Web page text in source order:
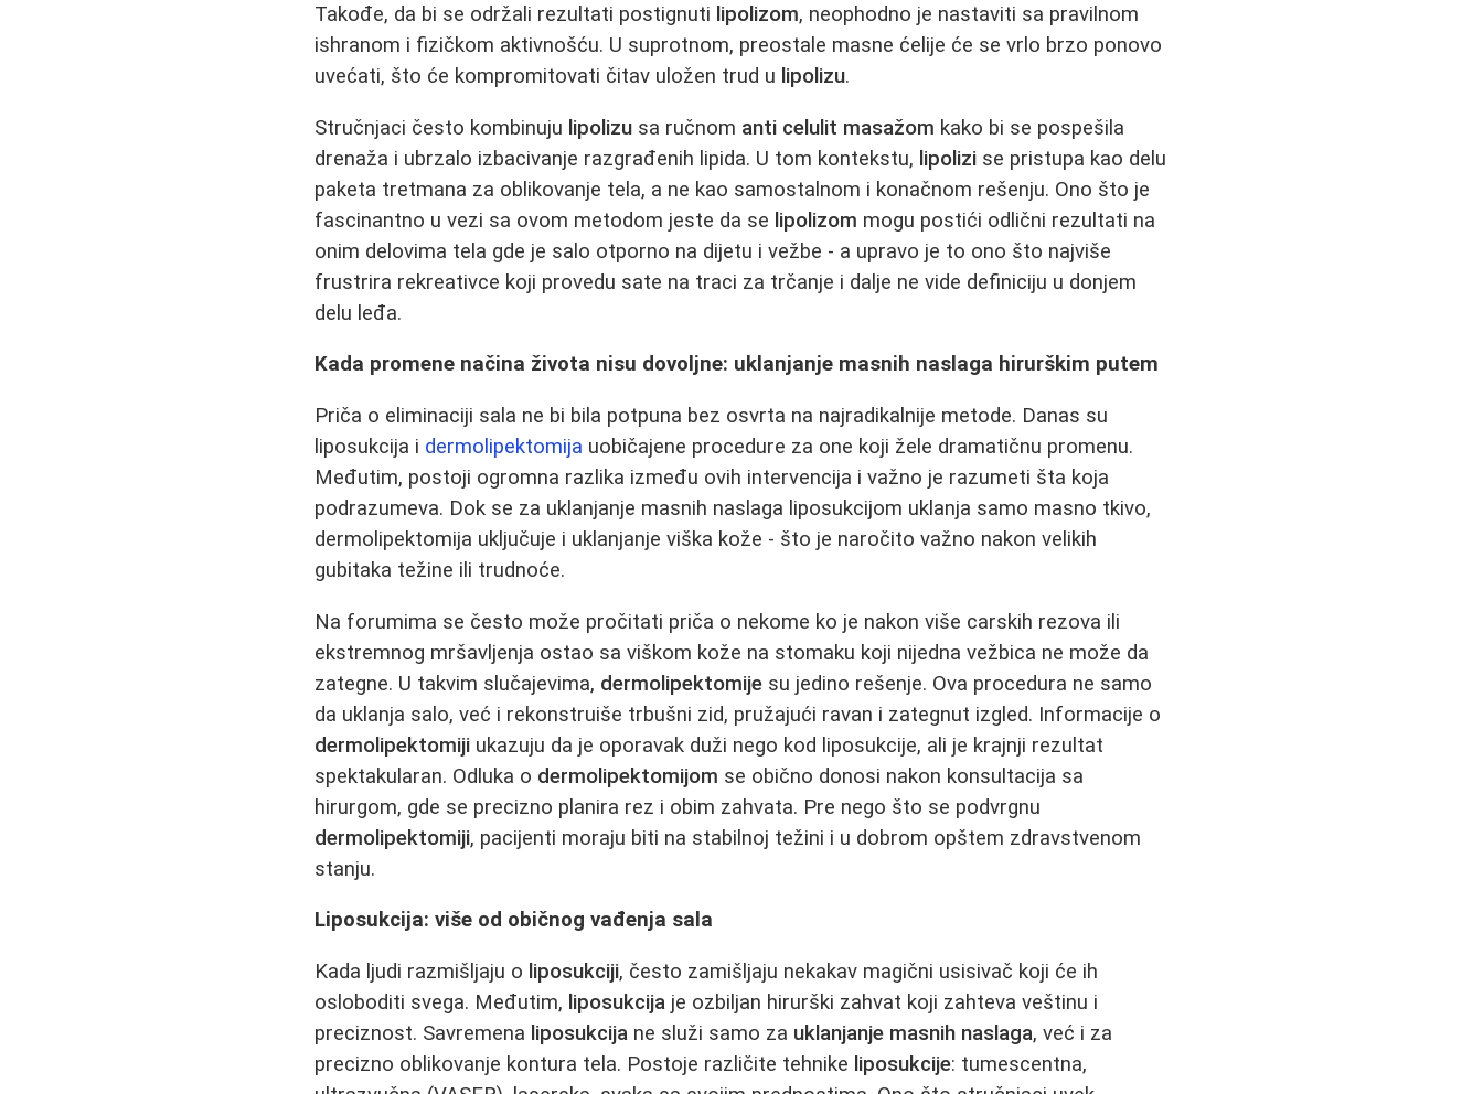
Takođe, da bi se održali rezultati postignuti lipolizom, neophodno je nastaviti sa pravilnom
ishranom i fizičkom aktivnošću. U suprotnom, preostale masne ćelije će se vrlo brzo ponovo
uvećati, što će kompromitovati čitav uložen trud u lipolizu.
Stručnjaci često kombinuju lipolizu sa ručnom anti celulit masažom kako bi se pospešila
drenaža i ubrzalo izbacivanje razgrađenih lipida. U tom kontekstu, lipolizi se pristupa kao delu
paketa tretmana za oblikovanje tela, a ne kao samostalnom i konačnom rešenju. Ono što je
fascinantno u vezi sa ovom metodom jeste da se lipolizom mogu postići odlični rezultati na
onim delovima tela gde je salo otporno na dijetu i vežbe - a upravo je to ono što najviše
frustrira rekreativce koji provedu sate na traci za trčanje i dalje ne vide definiciju u donjem
delu leđa.
Kada promene načina života nisu dovoljne: uklanjanje masnih naslaga hirurškim putem
Priča o eliminaciji sala ne bi bila potpuna bez osvrta na najradikalnije metode. Danas su
liposukcija i dermolipektomija uobičajene procedure za one koji žele dramatičnu promenu.
Međutim, postoji ogromna razlika između ovih intervencija i važno je razumeti šta koja
podrazumeva. Dok se za uklanjanje masnih naslaga liposukcijom uklanja samo masno tkivo,
dermolipektomija uključuje i uklanjanje viška kože - što je naročito važno nakon velikih
gubitaka težine ili trudnoće.
Na forumima se često može pročitati priča o nekome ko je nakon više carskih rezova ili
ekstremnog mršavljenja ostao sa viškom kože na stomaku koji nijedna vežbica ne može da
zategne. U takvim slučajevima, dermolipektomije su jedino rešenje. Ova procedura ne samo
da uklanja salo, već i rekonstruiše trbušni zid, pružajući ravan i zategnut izgled. Informacije o
dermolipektomiji ukazuju da je oporavak duži nego kod liposukcije, ali je krajnji rezultat
spektakularan. Odluka o dermolipektomijom se obično donosi nakon konsultacija sa
hirurgom, gde se precizno planira rez i obim zahvata. Pre nego što se podvrgnu
dermolipektomiji, pacijenti moraju biti na stabilnoj težini i u dobrom opštem zdravstvenom
stanju.
Liposukcija: više od običnog vađenja sala
Kada ljudi razmišljaju o liposukciji, često zamišljaju nekakav magični usisivač koji će ih
osloboditi svega. Međutim, liposukcija je ozbiljan hirurški zahvat koji zahteva veštinu i
preciznost. Savremena liposukcija ne služi samo za uklanjanje masnih naslaga, već i za
precizno oblikovanje kontura tela. Postoje različite tehnike liposukcije: tumescentna,